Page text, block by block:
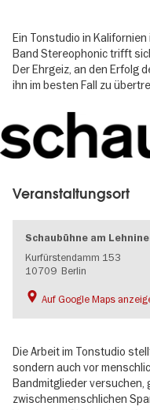
Ein Tonstudio in
Band Stereophonic trifft
Der Ehrgeiz, an den Erfolg
ihn im besten Fall zu
gallery
Veranstaltungsort
Schaubühne am
Kurfürstendamm 153
10709 Berlin
Auf Google Maps
Die Arbeit im Tonstudio
sondern auch vor
Bandmitglieder versuchen,
zwischenmenschlichen